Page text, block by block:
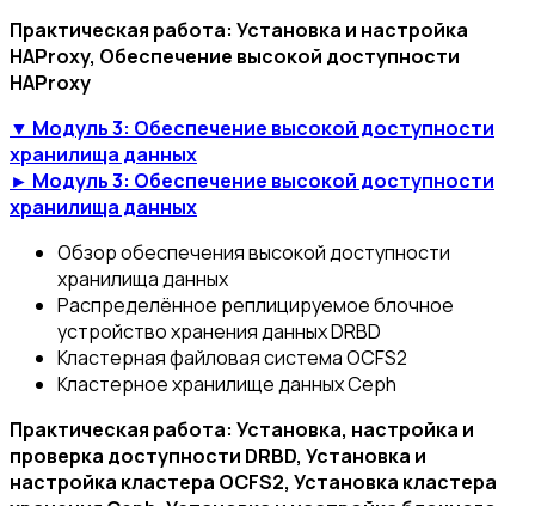
Практическая работа: Установка и настройка
HAProxy, Обеспечение высокой доступности
HAProxy
▼ Модуль 3: Обеспечение высокой доступности
хранилища данных
► Модуль 3: Обеспечение высокой доступности
хранилища данных
Обзор обеспечения высокой доступности
хранилища данных
Распределённое реплицируемое блочное
устройство хранения данных DRBD
Кластерная файловая система OCFS2
Кластерное хранилище данных Ceph
Практическая работа: Установка, настройка и
проверка доступности DRBD, Установка и
настройка кластера OCFS2, Установка кластера